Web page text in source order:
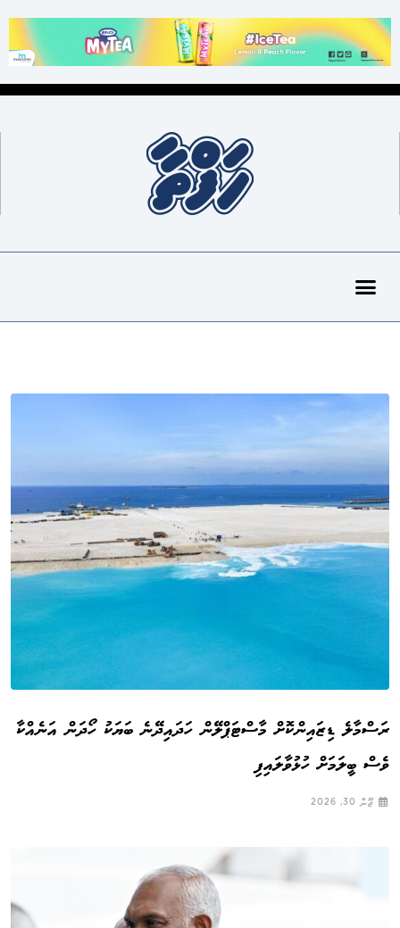
ރަސްމާލެ ޑިޒައިންކޮށް މާސްޓަޕްލޭން ހަދައިދޭނެ ބަޔަކު ހޯދަން އަނެއްކާ
ވެސް ބީލަމަށް ހުޅުވާލައިފި
ޖޫން 30, 2026